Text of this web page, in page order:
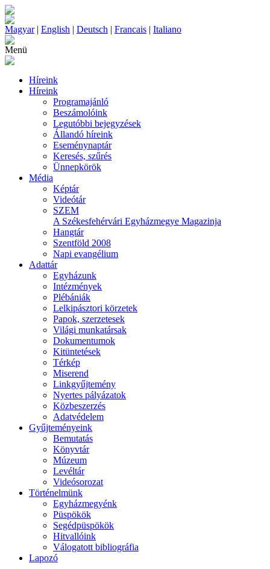
Magyar| English | Deutsch | Francais | Italiano
Menü
Híreink
Híreink
Programajánló
Beszámolóink
Legutóbbi bejegyzések
Állandó híreink
Eseménynaptár
Keresés, szűrés
Ünnepkörök
Média
Képtár
Videótár
SZEM
A Székesfehérvári Egyházmegye Magazinja
Hangtár
Szentföld 2008
Napi evangélium
Adattár
Egyházunk
Intézmények
Plébániák
Lelkipásztori körzetek
Papok, szerzetesek
Világi munkatársak
Dokumentumok
Kitüntetések
Térkép
Miserend
Linkgyűjtemény
Nyertes pályázatok
Közbeszerzés
Adatvédelem
Gyűjteményeink
Bemutatás
Könyvtár
Múzeum
Levéltár
Videósorozat
Történelmünk
Egyházmegyénk
Püspökök
Segédpüspökök
Hitvallóink
Válogatott bibliográfia
Lapozó